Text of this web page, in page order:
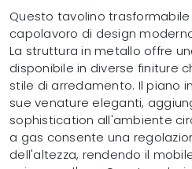
Questo tavolino
capolavoro di design
La struttura in metallo offre
disponibile in diverse finiture
stile di arredamento. Il piano
sue venature eleganti,
sophistication all'ambiente
a gas consente una
dell'altezza, rendendo il